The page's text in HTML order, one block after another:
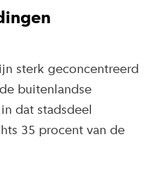
sterk geconcentreerd
buitenlandse
dat stadsdeel
35 procent van de